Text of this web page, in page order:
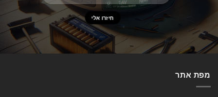
מפת אתר